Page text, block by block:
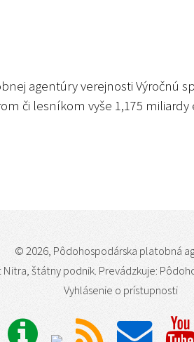
agentúry verejnosti Výročnú
či lesníkom vyše 1,175 miliardy
© 2026, Pôdohospodárska platobná
štátny podnik. Prevádzkuje:
Vyhlásenie o prístupnosti